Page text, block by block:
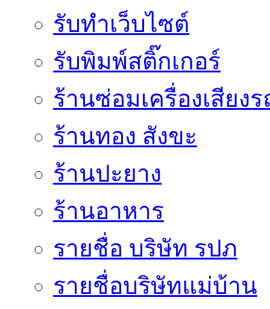
รับทําเว็บไซต์
รับพิมพ์สติ๊กเกอร์
ร้านซ่อมเครื่องเสียง
ร้านทอง สังขะ
ร้านปะยาง
ร้านอาหาร
รายชื่อ บริษัท รปภ
รายชื่อบริษัทแม่บ้าน